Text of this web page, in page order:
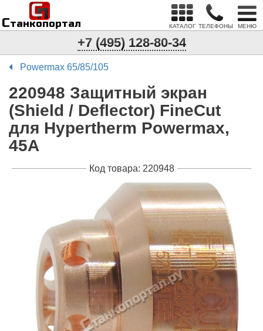
Станкопортал
п
С
КАТАЛОГ ТЕЛЕФОНЫ МЕНЮ
+7 (495) 128-80-34
Powermax 65/85/105
220948 Защитный экран
(Shield / Deflector) FineCut
для Hypertherm Powermax,
45А
Код товара: 220948